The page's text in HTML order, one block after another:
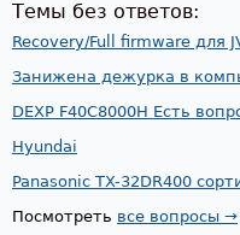
Темы без ответов:
Recovery/Full firmware для
Занижена дежурка в
DEXP F40C8000H Есть
Hyundai
Panasonic TX-32DR400
Посмотреть все вопросы →